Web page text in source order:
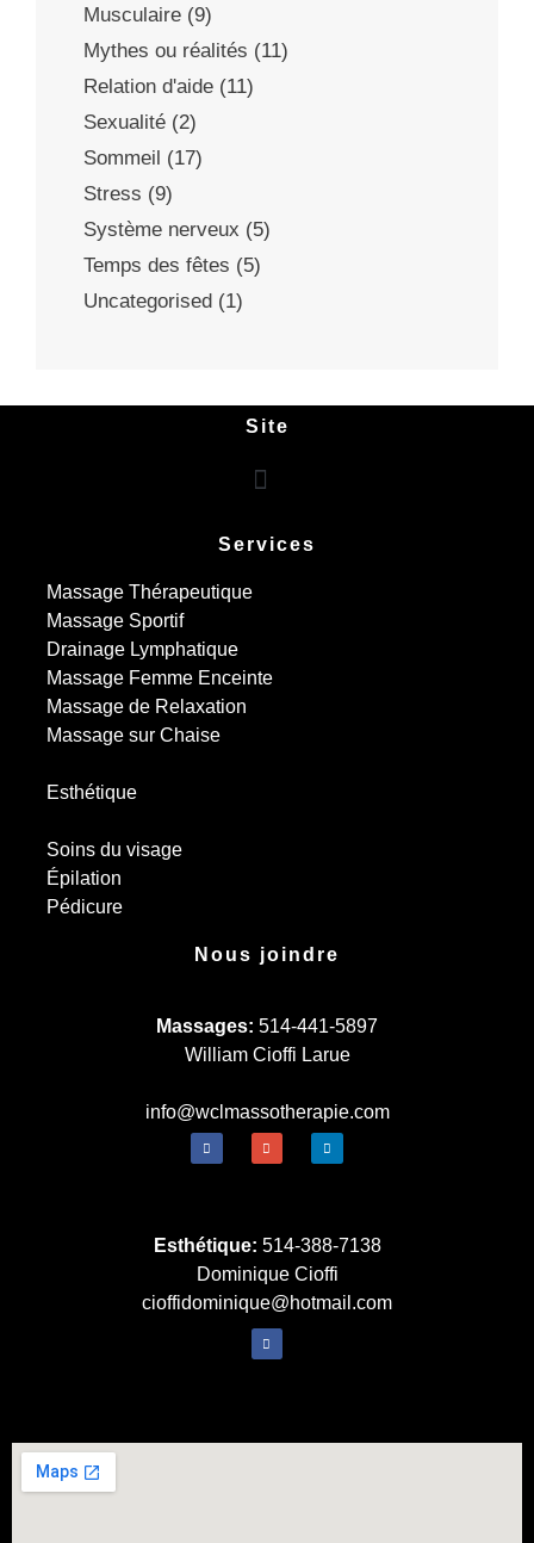
Musculaire (9)
Mythes ou réalités (11)
Relation d'aide (11)
Sexualité (2)
Sommeil (17)
Stress (9)
Système nerveux (5)
Temps des fêtes (5)
Uncategorised (1)
Site
Services
Massage Thérapeutique
Massage Sportif
Drainage Lymphatique
Massage Femme Enceinte
Massage de Relaxation
Massage sur Chaise
Esthétique
Soins du visage
Épilation
Pédicure
Nous joindre
Massages: 514-441-5897
William Cioffi Larue
info@wclmassotherapie.com
Esthétique: 514-388-7138
Dominique Cioffi
cioffidominique@hotmail.com